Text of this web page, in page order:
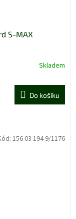
S-MAX
Skladem
Do košíku
156 03 194 9/1176